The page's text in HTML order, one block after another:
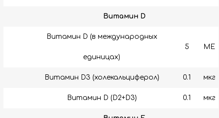
Витамин D
Витамин D (в международных
единицах)
5 МЕ
Витамин D3 (холекальциферол) 0.1 мкг
Витамин D (D2+D3) 0.1 мкг